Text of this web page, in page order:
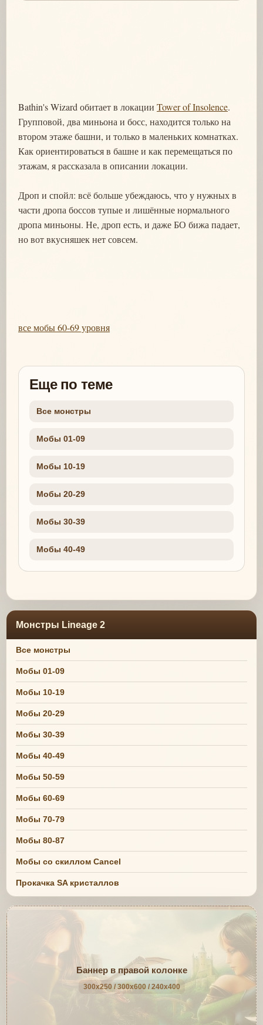
Bathin's Wizard обитает в локации Tower of Insolence.
Групповой, два миньона и босс, находится только на
втором этаже башни, и только в маленьких комнатках.
Как ориентироваться в башне и как перемещаться по
этажам, я рассказала в описании локации.
Дроп и спойл: всё больше убеждаюсь, что у нужных в
части дропа боссов тупые и лишённые нормального
дропа миньоны. Не, дроп есть, и даже БО бижа падает,
но вот вкусняшек нет совсем.
все мобы 60-69 уровня
Еще по теме
Все монстры
Мобы 01-09
Мобы 10-19
Мобы 20-29
Мобы 30-39
Мобы 40-49
Монстры Lineage 2
Все монстры
Мобы 01-09
Мобы 10-19
Мобы 20-29
Мобы 30-39
Мобы 40-49
Мобы 50-59
Мобы 60-69
Мобы 70-79
Мобы 80-87
Мобы со скиллом Cancel
Прокачка SA кристаллов
Баннер в правой колонке
300x250 / 300x600 / 240x400